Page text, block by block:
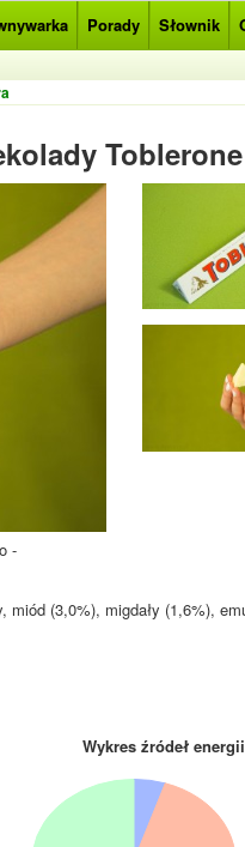
Porady Słownik
Toblerone
-
(3,0%), migdały (1,6%),
Wykres źródeł